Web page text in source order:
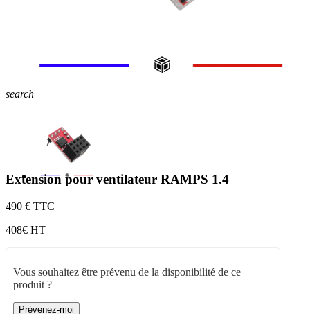
search
Extension pour ventilateur RAMPS 1.4
490 € TTC
408€ HT
Vous souhaitez être prévenu de la disponibilité de ce
produit ?
Prévenez-moi